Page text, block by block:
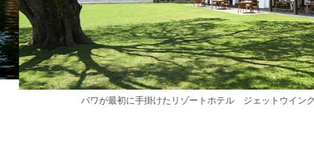
バワが最初に手掛けたリゾートホテル ジェットウイングラグーン／